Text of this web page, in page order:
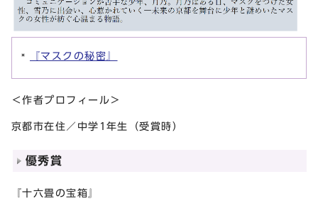
『マスクの秘密』
＜作者プロフィール＞
京都市在住／中学1年生（受賞時）
優秀賞
『十六畳の宝箱』